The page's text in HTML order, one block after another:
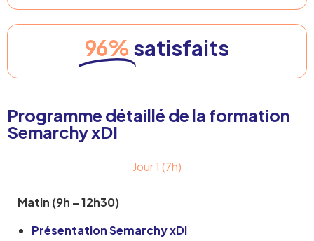
96% satisfaits
Programme détaillé de la formation
Semarchy xDI
Jour 1 (7h)
Matin (9h – 12h30)
Présentation Semarchy xDI